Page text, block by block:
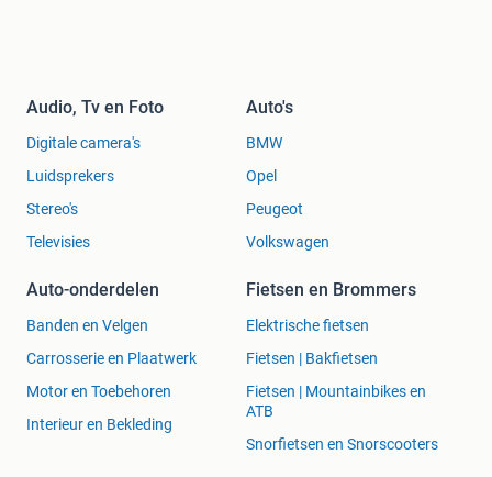
Audio, Tv en Foto
Digitale camera's
Luidsprekers
Stereo's
Televisies
Auto's
BMW
Opel
Peugeot
Volkswagen
Auto-onderdelen
Banden en Velgen
Carrosserie en Plaatwerk
Motor en Toebehoren
Interieur en Bekleding
Fietsen en Brommers
Elektrische fietsen
Fietsen | Bakfietsen
Fietsen | Mountainbikes en
ATB
Snorfietsen en Snorscooters